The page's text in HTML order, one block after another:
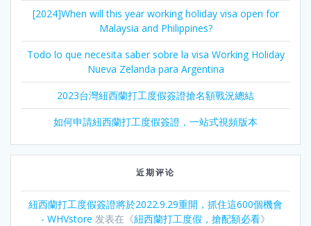
[2024]When will this year working holiday visa open for
Malaysia and Philippines?
Todo lo que necesita saber sobre la visa Working Holiday
Nueva Zelanda para Argentina
2023台灣紐西蘭打工度假簽證搶名額戰況總結
如何申請紐西蘭打工度假簽證，一站式視頻版本
近期评论
紐西蘭打工度假簽證將於2022.9.29重開，抓住這600個機會
- WHVstore 发表在《紐西蘭打工度假，搶配額必看》